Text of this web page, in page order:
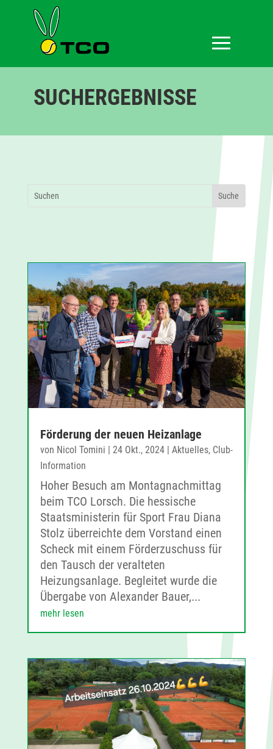
SUCHERGEBNISSE
Förderung der neuen Heizanlage
von Nicol Tomini | 24 Okt., 2024| Aktuelles, Club-
Information
Hoher Besuch am Montagnachmittag
beim TCO Lorsch. Die hessische
Staatsministerin für Sport Frau Diana
Stolz überreichte dem Vorstand einen
Scheck mit einem Förderzuschuss für
den Tausch der veralteten
Heizungsanlage. Begleitet wurde die
Übergabe von Alexander Bauer,...
mehr lesen